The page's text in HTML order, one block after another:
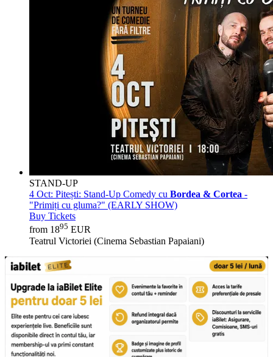
STAND-UP
4 Oct: Pitești: Stand-Up Comedy cu Bordea & Cortea -
"Primiți cu gluma?" (EARLY SHOW)
Buy Tickets
from 1895 EUR
Teatrul Victoriei (Cinema Sebastian Papaiani)